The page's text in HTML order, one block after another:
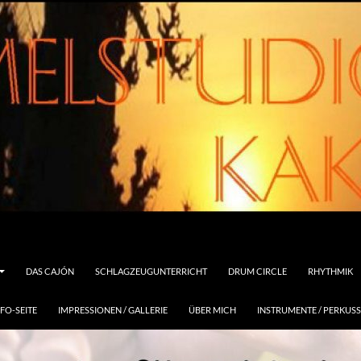
DAS CAJÓN SCHLAGZEUGUNTERRICHT DRUM CIRCLE RHYTHMIK
SEITE IMPRESSIONEN / GALLERIE ÜBER MICH INSTRUMENTE /